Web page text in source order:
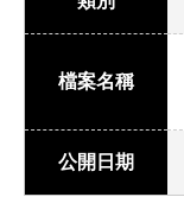
檔案名稱
公開日期